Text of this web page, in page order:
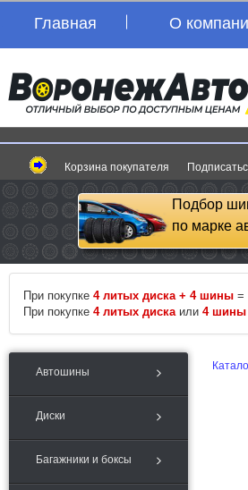
Главная О
Корзина покупателя
Подбор
по марке
При покупке 4 литых диска + 4 шины =
При покупке 4 литых диска или 4 шины
Автошины
Диски
Багажники и боксы